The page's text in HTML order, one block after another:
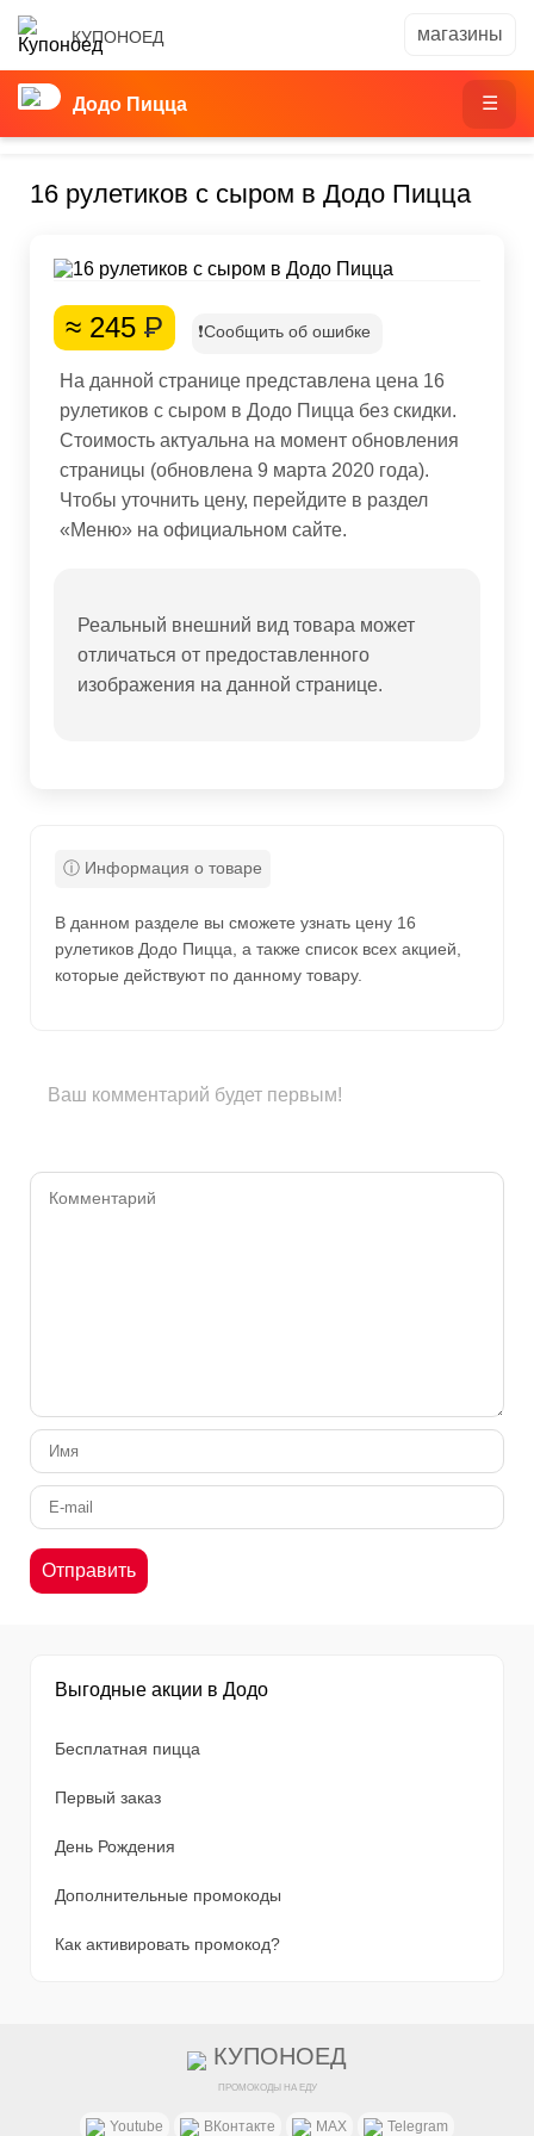
КУПОНОЕД
Додо Пицца
16 рулетиков с сыром в Додо Пицца
≈ 245 Р ❗Сообщить об ошибке
На данной странице представлена цена 16
рулетиков с сыром в Додо Пицца без скидки.
Стоимость актуальна на момент обновления
страницы (обновлена 9 марта 2020 года).
Чтобы уточнить цену, перейдите в раздел
«Меню» на официальном сайте.
Реальный внешний вид товара может
отличаться от предоставленного
изображения на данной странице.
В данном разделе вы сможете узнать цену 16
рулетиков Додо Пицца, а также список всех акцией,
которые действуют по данному товару.
Ваш комментарий будет первым!
Выгодные акции в Додо
Бесплатная пицца
Первый заказ
День Рождения
Дополнительные промокоды
Как активировать промокод?
КУПОНОЕД
ПРОМОКОДЫ НА ЕДУ
Youtube ВКонтакте MAX Telegram